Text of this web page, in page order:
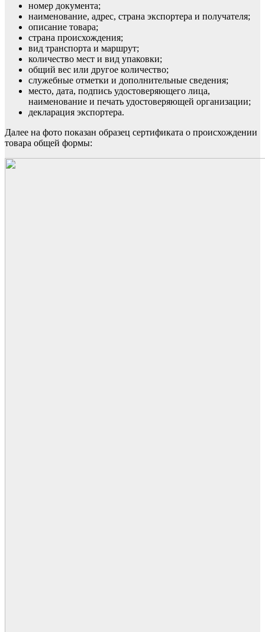
номер документа;
наименование, адрес, страна экспортера и получателя;
описание товара;
страна происхождения;
вид транспорта и маршрут;
количество мест и вид упаковки;
общий вес или другое количество;
служебные отметки и дополнительные сведения;
место, дата, подпись удостоверяющего лица,
наименование и печать удостоверяющей организации;
декларация экспортера.
Далее на фото показан образец сертификата о происхождении
товара общей формы: